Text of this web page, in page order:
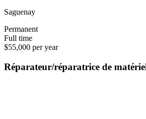
Saguenay
Permanent
Full time
$55,000 per year
Réparateur/réparatrice de